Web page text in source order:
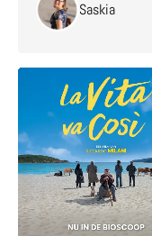
Saskia